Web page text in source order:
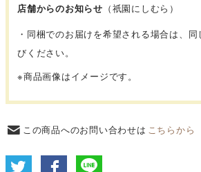
店舗からのお知らせ （祇園にしむら）
・同梱でのお届けを希望される場合は、
びください。
※商品画像はイメージです。
この商品へのお問い合わせは こちらから